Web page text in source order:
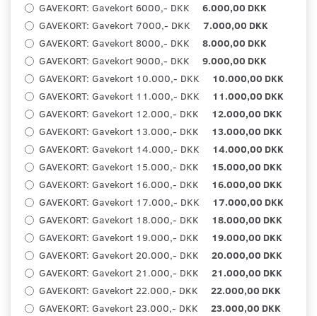
GAVEKORT: Gavekort 6000,- DKK
6.000,00 DKK
GAVEKORT: Gavekort 7000,- DKK
7.000,00 DKK
GAVEKORT: Gavekort 8000,- DKK
8.000,00 DKK
GAVEKORT: Gavekort 9000,- DKK
9.000,00 DKK
GAVEKORT: Gavekort 10.000,- DKK
10.000,00 DKK
GAVEKORT: Gavekort 11.000,- DKK
11.000,00 DKK
GAVEKORT: Gavekort 12.000,- DKK
12.000,00 DKK
GAVEKORT: Gavekort 13.000,- DKK
13.000,00 DKK
GAVEKORT: Gavekort 14.000,- DKK
14.000,00 DKK
GAVEKORT: Gavekort 15.000,- DKK
15.000,00 DKK
GAVEKORT: Gavekort 16.000,- DKK
16.000,00 DKK
GAVEKORT: Gavekort 17.000,- DKK
17.000,00 DKK
GAVEKORT: Gavekort 18.000,- DKK
18.000,00 DKK
GAVEKORT: Gavekort 19.000,- DKK
19.000,00 DKK
GAVEKORT: Gavekort 20.000,- DKK
20.000,00 DKK
GAVEKORT: Gavekort 21.000,- DKK
21.000,00 DKK
GAVEKORT: Gavekort 22.000,- DKK
22.000,00 DKK
GAVEKORT: Gavekort 23.000,- DKK
23.000,00 DKK